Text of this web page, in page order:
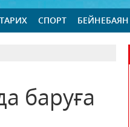
ТАРИХ СПОРТ БЕЙНЕБАЯН
баруға